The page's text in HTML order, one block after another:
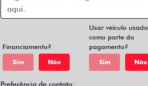
Financiamento?
Sim Não
Usar veículo usado
como parte do
pagamento?
Sim Não
Preferência de contato: